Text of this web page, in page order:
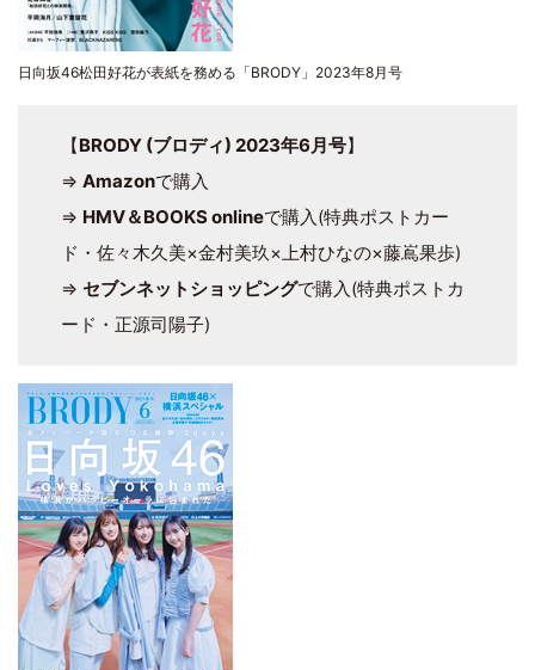
日向坂46松田好花が表紙を務める「BRODY」2023年8月号
【BRODY (ブロディ) 2023年6月号】
⇒ Amazonで購入
⇒ HMV＆BOOKS onlineで購入(特典ポストカー
ド・佐々木久美×金村美玖×上村ひなの×藤嶌果歩)
⇒ セブンネットショッピングで購入(特典ポストカ
ード・正源司陽子)